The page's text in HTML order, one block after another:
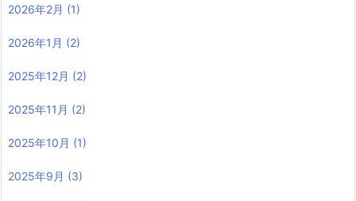
2026年2月 (1)
2026年1月 (2)
2025年12月 (2)
2025年11月 (2)
2025年10月 (1)
2025年9月 (3)